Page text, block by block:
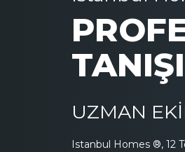
UZMAN
Istanbul Homes ®, 12